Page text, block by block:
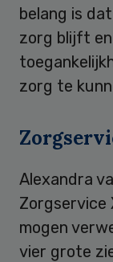
belang is
zorg blijft
zorg te
Alexandra
Zorgservice
mogen
vier grote